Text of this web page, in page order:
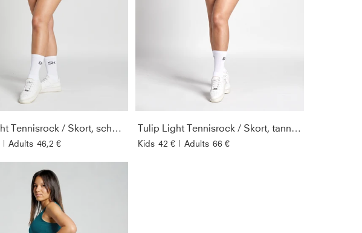
Tulip Light Tennisrock / Skort, schwarz
| Adults 46,2 €
Tulip Light Tennisrock / Skort, tannengrün
Kids 42 € | Adults 66 €